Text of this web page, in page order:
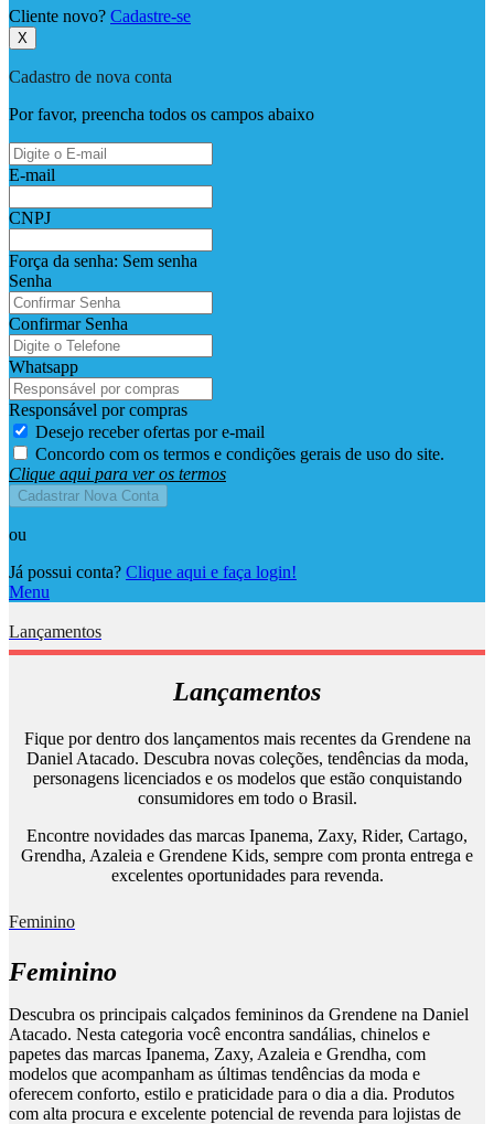
Cliente novo? Cadastre-se
X
Cadastro de nova conta
Por favor, preencha todos os campos abaixo
E-mail
CNPJ
Força da senha: Sem senha
Senha
Confirmar Senha
Whatsapp
Responsável por compras
Desejo receber ofertas por e-mail
Concordo com os termos e condições gerais de uso do site.
Clique aqui para ver os termos
Cadastrar Nova Conta
ou
Já possui conta? Clique aqui e faça login!
Menu
Lançamentos
Lançamentos
Fique por dentro dos lançamentos mais recentes da Grendene na
Daniel Atacado. Descubra novas coleções, tendências da moda,
personagens licenciados e os modelos que estão conquistando
consumidores em todo o Brasil.
Encontre novidades das marcas Ipanema, Zaxy, Rider, Cartago,
Grendha, Azaleia e Grendene Kids, sempre com pronta entrega e
excelentes oportunidades para revenda.
Feminino
Feminino
Descubra os principais calçados femininos da Grendene na Daniel
Atacado. Nesta categoria você encontra sandálias, chinelos e
papetes das marcas Ipanema, Zaxy, Azaleia e Grendha, com
modelos que acompanham as últimas tendências da moda e
oferecem conforto, estilo e praticidade para o dia a dia. Produtos
com alta procura e excelente potencial de revenda para lojistas de